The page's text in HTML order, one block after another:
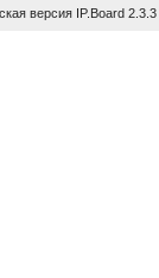
версия IP.Board